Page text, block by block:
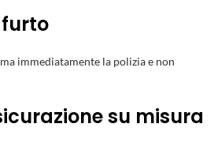
furto
immediatamente la polizia e non
su misura